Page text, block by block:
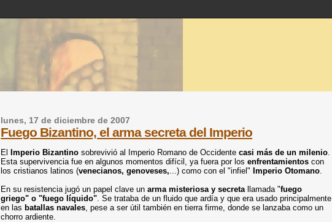
lunes, 17 de diciembre de 2007
Fuego Bizantino, el arma secreta del Imperio
El Imperio Bizantino sobrevivió al Imperio Romano de Occidentecasi más de un milenio.
Esta supervivencia fue en algunos momentos difícil, ya fuera por losenfrentamientos con
los cristianos latinos (venecianos, genoveses,...) como con el "infiel" Imperio Otomano.
En su resistencia jugó un papel clave unarma misteriosa y secretallamada "fuego
griego" o "fuego líquido". Se trataba de un fluido que ardía y que era usado principalmente
en las batallas navales, pese a ser útil también en tierra firme, donde se lanzaba como un
chorro ardiente.